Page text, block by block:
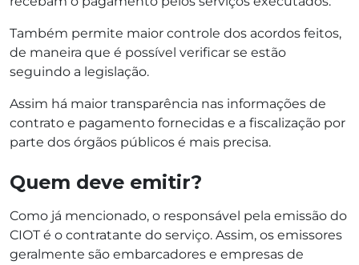
Também permite maior controle dos acordos feitos,
de maneira que é possível verificar se estão
seguindo a legislação.
Assim há maior transparência nas informações de
contrato e pagamento fornecidas e a fiscalização por
parte dos órgãos públicos é mais precisa.
Quem deve emitir?
Como já mencionado, o responsável pela emissão do
CIOT é o contratante do serviço. Assim, os emissores
geralmente são embarcadores e empresas de